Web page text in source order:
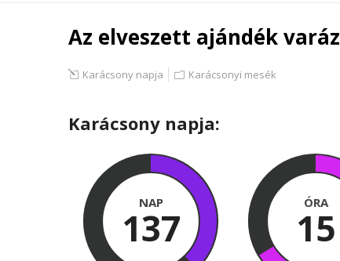
Az elveszett ajándék
Karácsony napja Karácsonyi mesék
Karácsony napja:
NAP
137
ÓRA
15